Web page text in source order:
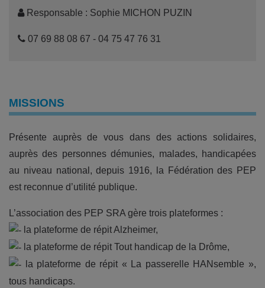
Responsable : Sophie MICHON PUZIN
07 69 88 08 67 - 04 75 47 76 31
MISSIONS
Présente auprès de vous dans des actions solidaires,
auprès des personnes démunies, malades, handicapées
au niveau national, depuis 1916, la Fédération des PEP
est reconnue d’utilité publique.
L’association des PEP SRA gère trois plateformes :
la plateforme de répit Alzheimer,
la plateforme de répit Tout handicap de la Drôme,
la plateforme de répit « La passerelle HANsemble »,
tous handicaps.